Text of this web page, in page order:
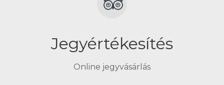
Jegyértékesítés
Online jegyvásárlás